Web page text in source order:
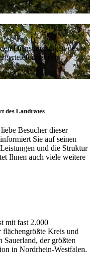
Dienstleistungen des
weiter.
des Landrates
Besucher dieser
Sie auf seinen
und die Struktur
Ihnen auch viele weitere
mit fast 2.000
flächengrößte Kreis und
Sauerland, der größten
in Nordrhein-Westfalen.